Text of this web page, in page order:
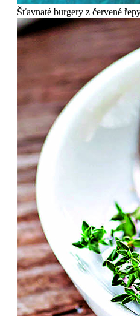
Šťavnaté burgery z červené